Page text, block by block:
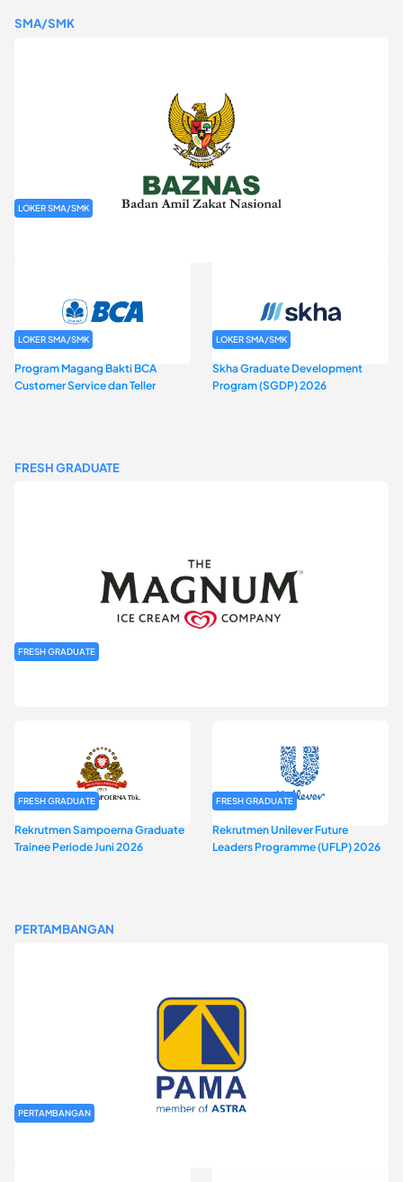
SMA/SMK
LOKER SMA/SMK
LOKER SMA/SMK
Program Magang Bakti BCA
Customer Service dan Teller
LOKER SMA/SMK
Skha Graduate Development
Program (SGDP) 2026
FRESH GRADUATE
FRESH GRADUATE
FRESH GRADUATE
Rekrutmen Sampoerna Graduate
Trainee Periode Juni 2026
FRESH GRADUATE
Rekrutmen Unilever Future
Leaders Programme (UFLP) 2026
PERTAMBANGAN
PERTAMBANGAN